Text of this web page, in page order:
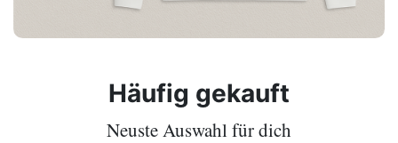
Häufig gekauft
Neuste Auswahl für dich